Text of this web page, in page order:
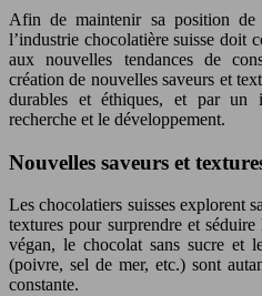
Afin de maintenir sa position de
l’industrie chocolatière suisse doit
aux nouvelles tendances de
création de nouvelles saveurs et
durables et éthiques, et par un
recherche et le développement.
Nouvelles saveurs et
Les chocolatiers suisses explorent
textures pour surprendre et
végan, le chocolat sans sucre et
(poivre, sel de mer, etc.) sont
constante.